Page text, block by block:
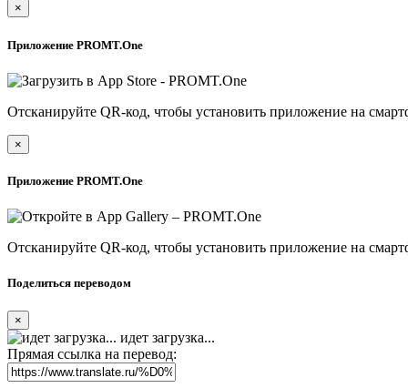
×
Приложение PROMT.One
Отсканируйте QR-код, чтобы установить приложение на
×
Приложение PROMT.One
Отсканируйте QR-код, чтобы установить приложение на
Поделиться переводом
×
идет загрузка...
Прямая ссылка на перевод: